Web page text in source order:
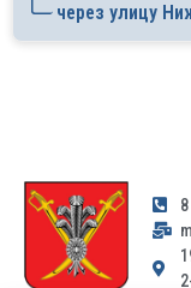
через улицу